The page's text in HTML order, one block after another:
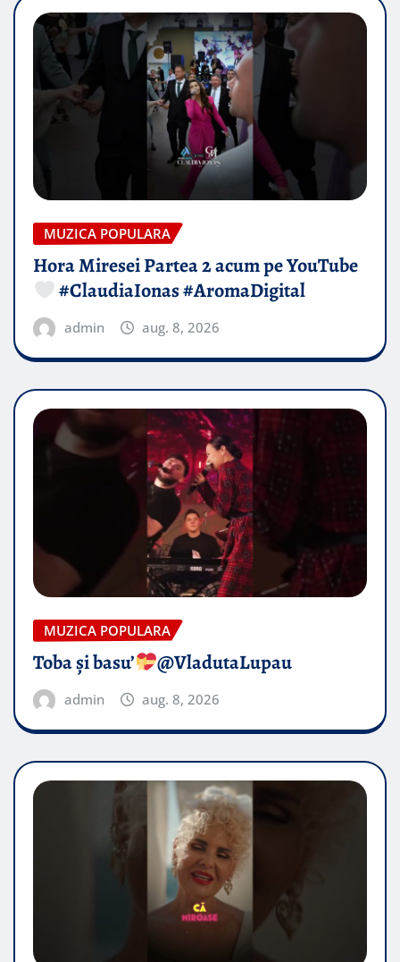
MUZICA POPULARA
Hora Miresei Partea 2 acum pe YouTube
#ClaudiaIonas #AromaDigital
admin aug. 8, 2026
MUZICA POPULARA
Toba și basu’ @VladutaLupau
admin aug. 8, 2026